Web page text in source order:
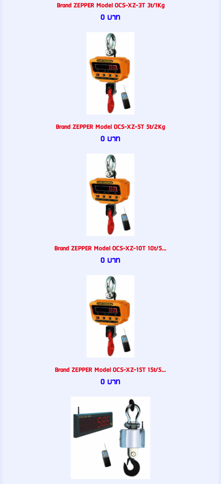
Brand ZEPPER Model OCS-XZ-3T 3t/1Kg
0 บาท
Brand ZEPPER Model OCS-XZ-5T 5t/2Kg
0 บาท
Brand ZEPPER Model OCS-XZ-10T 10t/5...
0 บาท
Brand ZEPPER Model OCS-XZ-15T 15t/5...
0 บาท